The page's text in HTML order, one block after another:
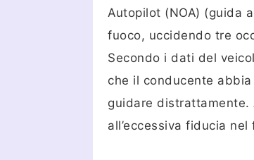
Autopilot (NOA) (guida
fuoco, uccidendo tre
Secondo i dati del
che il conducente
guidare distrattamente.
all’eccessiva fiducia